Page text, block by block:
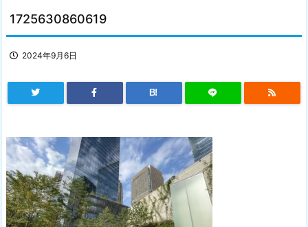
1725630860619
2024年9月6日
B!